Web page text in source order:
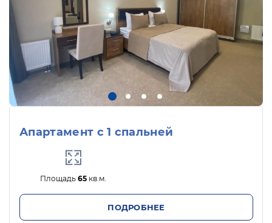
Апартамент с 1 спальней
Площадь65 кв.м.
ПОДРОБНЕЕ